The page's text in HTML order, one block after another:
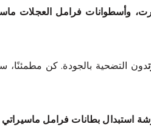
وأسطوانات فرامل العجلات
دون التضحية بالجودة. كن مطمئنًا،
استبدال بطانات فرامل ماسيراتي